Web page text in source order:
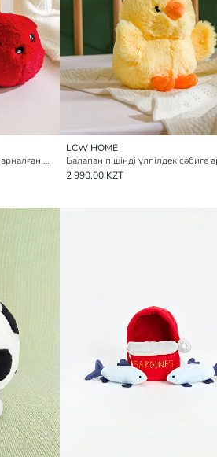
Шие өрнекті үлпілдек сәбиге арналған жастықша 26 см
LCW HOME
2 990,00 KZT